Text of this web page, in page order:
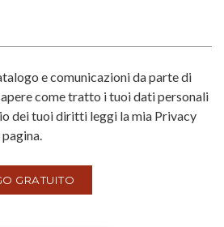
e comunicazioni da parte di
come tratto i tuoi dati personali
dei tuoi diritti leggi la mia Privacy